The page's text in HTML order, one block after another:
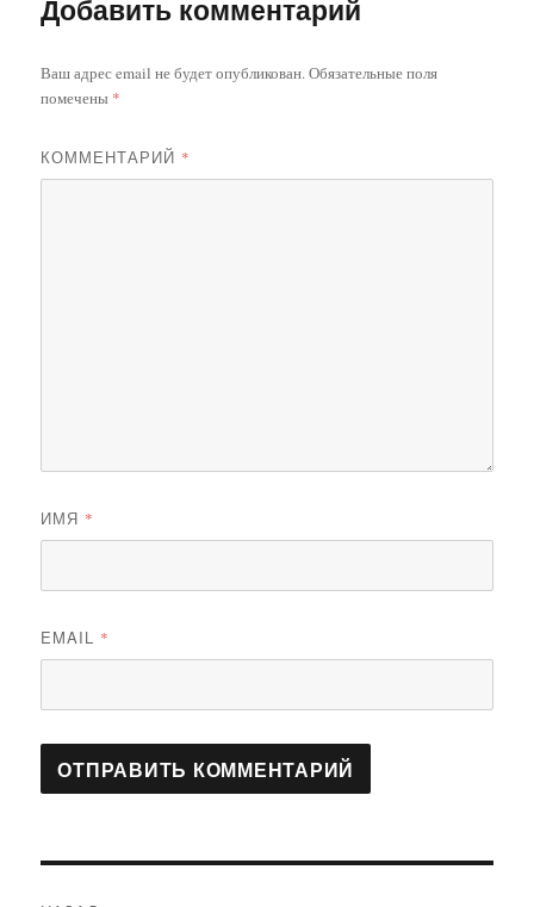
Добавить комментарий
Ваш адрес email не будет опубликован.Обязательные поля
помечены *
КОММЕНТАРИЙ *
ИМЯ *
EMAIL *